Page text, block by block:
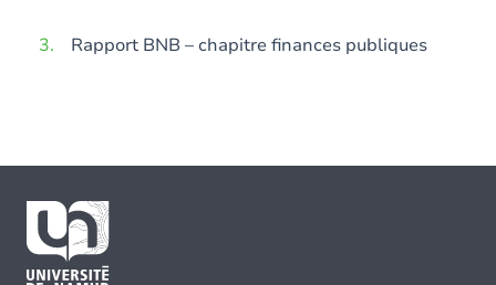
Rapport BNB – chapitre finances publiques